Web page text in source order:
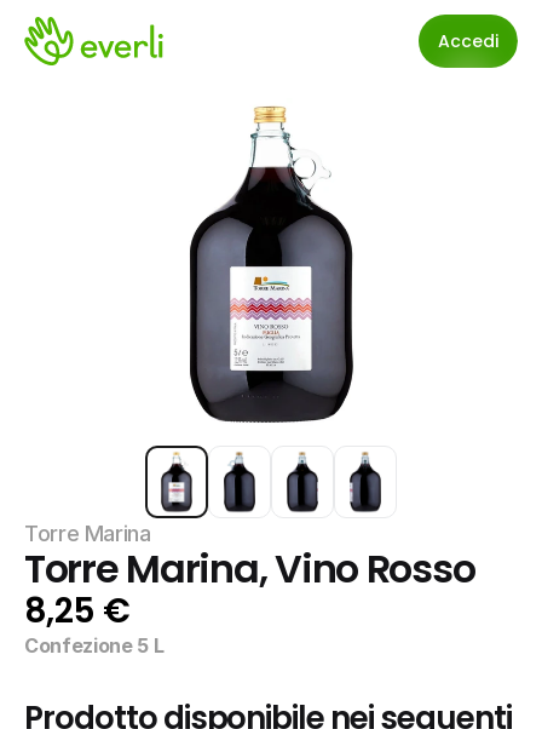
Accedi
Torre Marina
Torre Marina, Vino Rosso
8,25 €
Confezione 5 L
Prodotto disponibile nei seguenti